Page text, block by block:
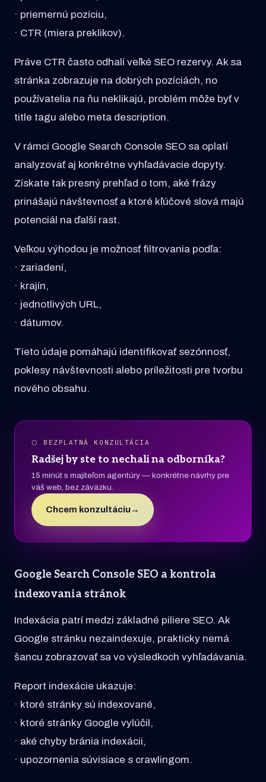
· priemernú pozíciu,
· CTR (miera preklikov).
Práve CTR často odhalí veľké SEO rezervy. Ak sa
stránka zobrazuje na dobrých pozíciách, no
používatelia na ňu neklikajú, problém môže byť v
title tagu alebo meta description.
V rámci Google Search Console SEO sa oplatí
analyzovať aj konkrétne vyhľadávacie dopyty.
Získate tak presný prehľad o tom, aké frázy
prinášajú návštevnosť a ktoré kľúčové slová majú
potenciál na ďalší rast.
Veľkou výhodou je možnosť filtrovania podľa:
· zariadení,
· krajín,
· jednotlivých URL,
· dátumov.
Tieto údaje pomáhajú identifikovať sezónnosť,
poklesy návštevnosti alebo príležitosti pre tvorbu
nového obsahu.
⬡ BEZPLATNÁ KONZULTÁCIA
Radšej by ste to nechali na odborníka?
15 minút s majiteľom agentúry — konkrétne návrhy pre
váš web, bez záväzku.
Chcem konzultáciu→
Google Search Console SEO a kontrola
indexovania stránok
Indexácia patrí medzi základné piliere SEO. Ak
Google stránku nezaindexuje, prakticky nemá
šancu zobrazovať sa vo výsledkoch vyhľadávania.
Report indexácie ukazuje:
· ktoré stránky sú indexované,
· ktoré stránky Google vylúčil,
· aké chyby bránia indexácii,
· upozornenia súvisiace s crawlingom.